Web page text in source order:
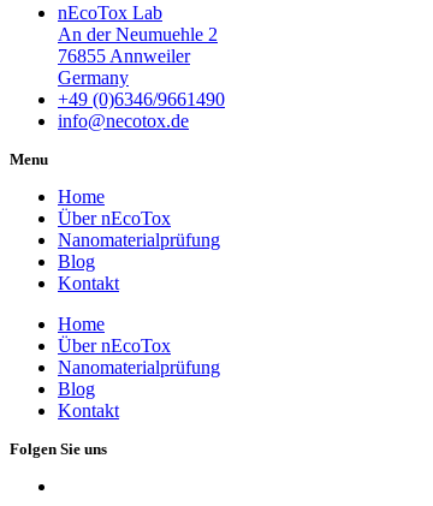
nEcoTox Lab
An der Neumuehle 2
76855 Annweiler
Germany
+49 (0)6346/9661490
info@necotox.de
Menu
Home
Über nEcoTox
Nanomaterialprüfung
Blog
Kontakt
Home
Über nEcoTox
Nanomaterialprüfung
Blog
Kontakt
Folgen Sie uns